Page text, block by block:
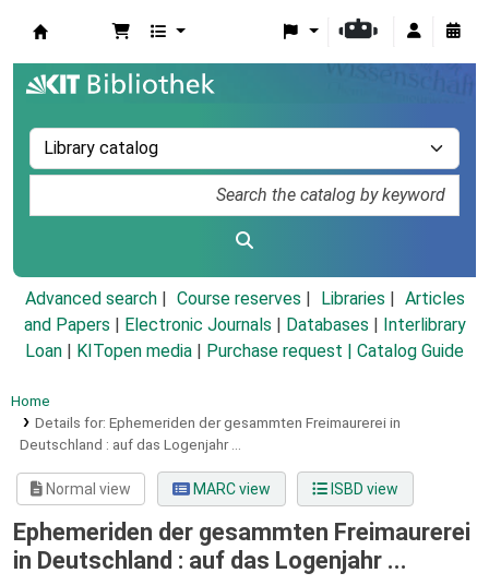
Advanced search Course reserves Libraries
Articles
and Papers
Electronic Journals Databases
Interlibrary
Loan
KITopen media Purchase request | Catalog Guide
Home
Details for: Ephemeriden der gesammten Freimaurerei in
Deutschland : auf das Logenjahr ...
Normal view MARC view ISBD view
Ephemeriden der gesammten Freimaurerei
in Deutschland : auf das Logenjahr ...